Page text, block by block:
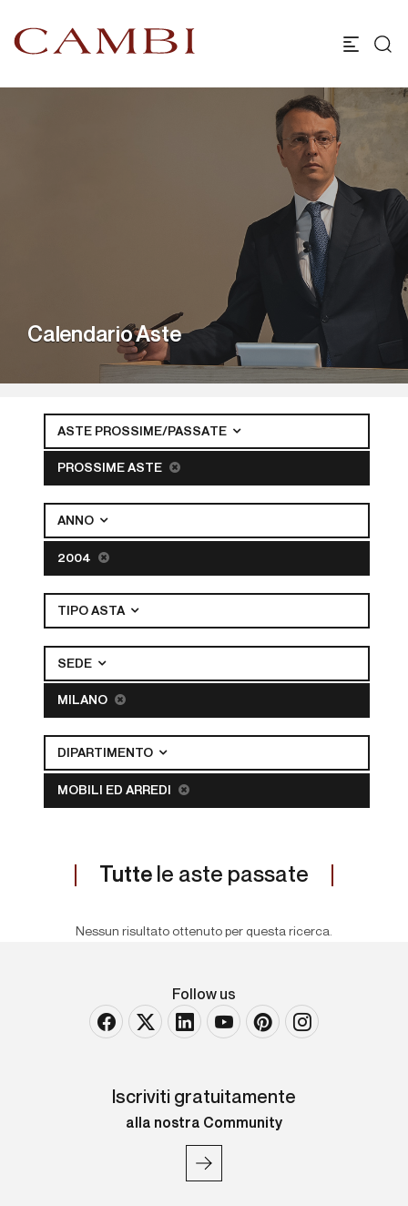
Calendario Aste
ASTE PROSSIME/PASSATE
PROSSIME ASTE
ANNO
2004
TIPO ASTA
SEDE
MILANO
DIPARTIMENTO
MOBILI ED ARREDI
Tutte le aste passate
Nessun risultato ottenuto per questa ricerca.
Follow us
Iscriviti gratuitamente
alla nostra Community